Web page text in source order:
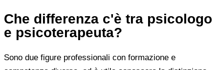
Che differenza c'è tra psicologo
e psicoterapeuta?
Sono due figure professionali con formazione e